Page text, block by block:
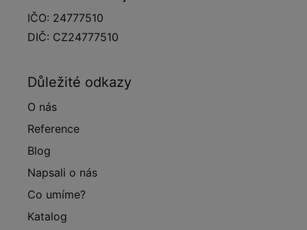
IČO: 24777510
DIČ: CZ24777510
Důležité odkazy
O nás
Reference
Blog
Napsali o nás
Co umíme?
Katalog